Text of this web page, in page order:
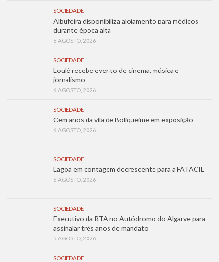
SOCIEDADE
Albufeira disponibiliza alojamento para médicos
durante época alta
6 AGOSTO, 2026
SOCIEDADE
Loulé recebe evento de cinema, música e
jornalismo
6 AGOSTO, 2026
SOCIEDADE
Cem anos da vila de Boliqueime em exposição
6 AGOSTO, 2026
SOCIEDADE
Lagoa em contagem decrescente para a FATACIL
5 AGOSTO, 2026
SOCIEDADE
Executivo da RTA no Autódromo do Algarve para
assinalar três anos de mandato
5 AGOSTO, 2026
SOCIEDADE